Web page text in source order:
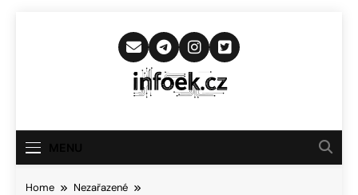
Infoek.cz
Novinkám
Home
Nezařazené